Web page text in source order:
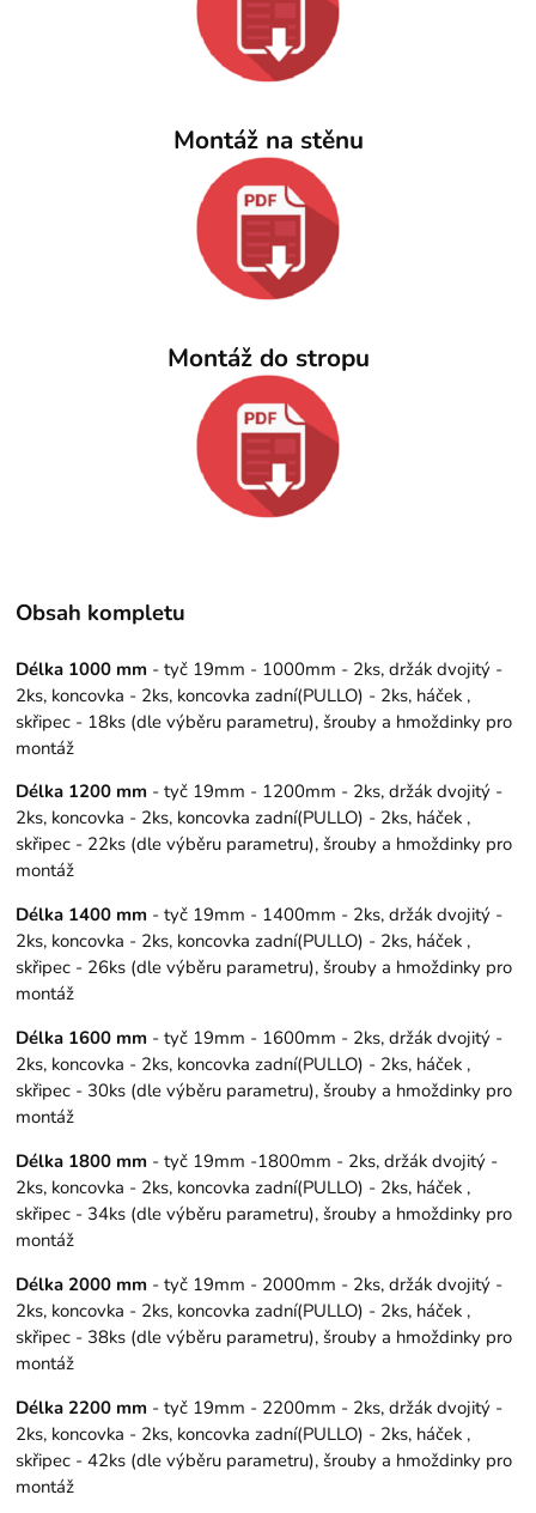
Montáž na stěnu
Montáž do stropu
Obsah kompletu
Délka 1000 mm - tyč 19mm - 1000mm - 2ks, držák dvojitý -
2ks, koncovka - 2ks, koncovka zadní(PULLO) - 2ks, háček ,
skřipec - 18ks (dle výběru parametru), šrouby a hmoždinky pro
montáž
Délka 1200 mm - tyč 19mm - 1200mm - 2ks, držák dvojitý -
2ks, koncovka - 2ks, koncovka zadní(PULLO) - 2ks, háček ,
skřipec - 22ks (dle výběru parametru), šrouby a hmoždinky pro
montáž
Délka 1400 mm - tyč 19mm - 1400mm - 2ks, držák dvojitý -
2ks, koncovka - 2ks, koncovka zadní(PULLO) - 2ks, háček ,
skřipec - 26ks (dle výběru parametru), šrouby a hmoždinky pro
montáž
Délka 1600 mm - tyč 19mm - 1600mm - 2ks, držák dvojitý -
2ks, koncovka - 2ks, koncovka zadní(PULLO) - 2ks, háček ,
skřipec - 30ks (dle výběru parametru), šrouby a hmoždinky pro
montáž
Délka 1800 mm - tyč 19mm -1800mm - 2ks, držák dvojitý -
2ks, koncovka - 2ks, koncovka zadní(PULLO) - 2ks, háček ,
skřipec - 34ks (dle výběru parametru), šrouby a hmoždinky pro
montáž
Délka 2000 mm - tyč 19mm - 2000mm - 2ks, držák dvojitý -
2ks, koncovka - 2ks, koncovka zadní(PULLO) - 2ks, háček ,
skřipec - 38ks (dle výběru parametru), šrouby a hmoždinky pro
montáž
Délka 2200 mm - tyč 19mm - 2200mm - 2ks, držák dvojitý -
2ks, koncovka - 2ks, koncovka zadní(PULLO) - 2ks, háček ,
skřipec - 42ks (dle výběru parametru), šrouby a hmoždinky pro
montáž